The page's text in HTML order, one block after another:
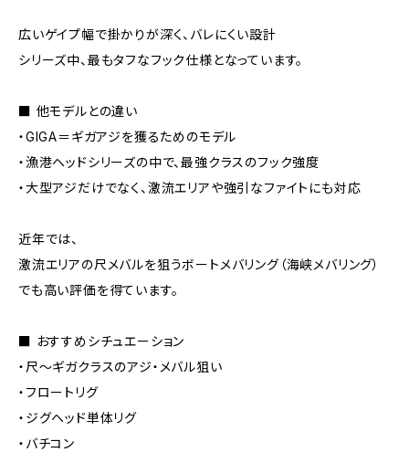
広いゲイプ幅で掛かりが深く、バレにくい設計
シリーズ中、最もタフなフック仕様となっています。
■ 他モデルとの違い
・GIGA＝ギガアジを獲るためのモデル
・漁港ヘッドシリーズの中で、最強クラスのフック強度
・大型アジだけでなく、激流エリアや強引なファイトにも対応
近年では、
激流エリアの尺メバルを狙うボートメバリング（海峡メバリング）
でも高い評価を得ています。
■ おすすめシチュエーション
・尺〜ギガクラスのアジ・メバル狙い
・フロートリグ
・ジグヘッド単体リグ
・バチコン